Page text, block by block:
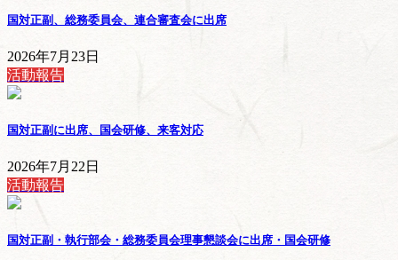
国対正副、総務委員会、連合審査会に出席
2026年7月23日
活動報告
国対正副に出席、国会研修、来客対応
2026年7月22日
活動報告
国対正副・執行部会・総務委員会理事懇談会に出席・国会研修